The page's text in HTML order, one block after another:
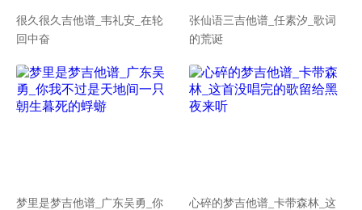
很久很久吉他谱_韦礼安_在轮
回中奋
张仙语三吉他谱_任素汐_歌词
的荒诞
梦里是梦吉他谱_广东吴勇_你
心碎的梦吉他谱_卡带森林_这